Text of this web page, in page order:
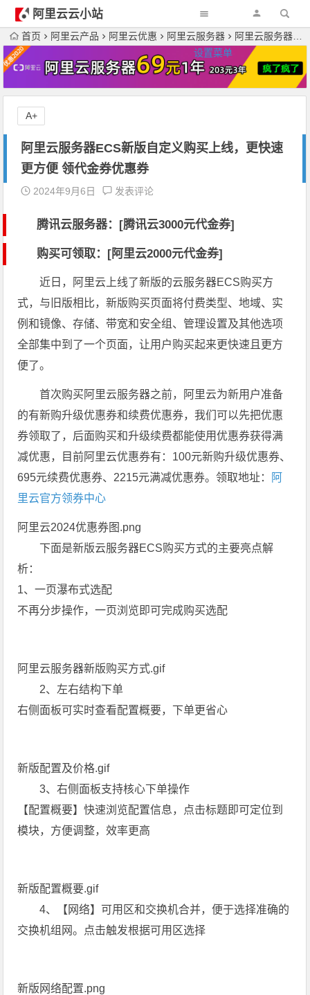
阿里云云小站
设置菜单
首页 阿里云产品 阿里云优惠 阿里云服务器 阿里云服务器ECS新版自定义购买上线，更快速更方便 领代金券优惠券
阿里云服务器ECS新版自定义购买上线，更快速
更方便 领代金券优惠券
2024年9月6日 发表评论
腾讯云服务器：[腾讯云3000元代金券]
购买可领取：[阿里云2000元代金券]
近日，阿里云上线了新版的云服务器ECS购买方
式，与旧版相比，新版购买页面将付费类型、地域、实
例和镜像、存储、带宽和安全组、管理设置及其他选项
全部集中到了一个页面，让用户购买起来更快速且更方
便了。
首次购买阿里云服务器之前，阿里云为新用户准备
的有新购升级优惠券和续费优惠券，我们可以先把优惠
券领取了，后面购买和升级续费都能使用优惠券获得满
减优惠，目前阿里云优惠券有：100元新购升级优惠券、
695元续费优惠券、2215元满减优惠券。领取地址：
阿
里云官方领券中心
阿里云2024优惠券图.png
下面是新版云服务器ECS购买方式的主要亮点解
析：
1、一页瀑布式选配
不再分步操作，一页浏览即可完成购买选配
阿里云服务器新版购买方式.gif
2、左右结构下单
右侧面板可实时查看配置概要，下单更省心
新版配置及价格.gif
3、右侧面板支持核心下单操作
【配置概要】快速浏览配置信息，点击标题即可定位到
模块，方便调整，效率更高
新版配置概要.gif
4、【网络】可用区和交换机合并，便于选择准确的
交换机组网。点击触发根据可用区选择
新版网络配置.png
A+